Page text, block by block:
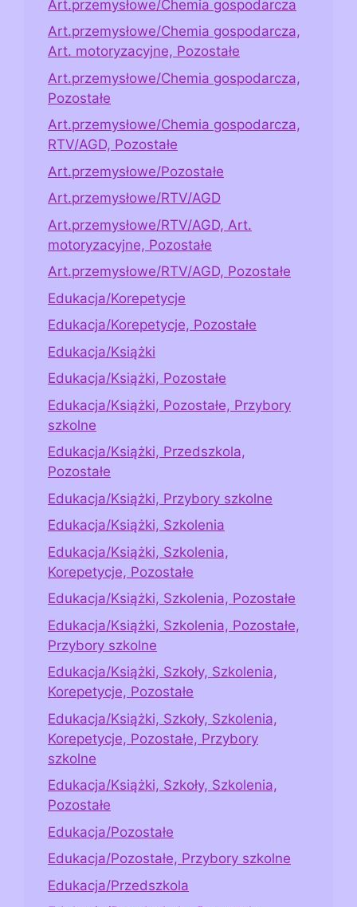
Art.przemysłowe/Chemia gospodarcza
Art.przemysłowe/Chemia gospodarcza,
Art. motoryzacyjne, Pozostałe
Art.przemysłowe/Chemia gospodarcza,
Pozostałe
Art.przemysłowe/Chemia gospodarcza,
RTV/AGD, Pozostałe
Art.przemysłowe/Pozostałe
Art.przemysłowe/RTV/AGD
Art.przemysłowe/RTV/AGD, Art.
motoryzacyjne, Pozostałe
Art.przemysłowe/RTV/AGD, Pozostałe
Edukacja/Korepetycje
Edukacja/Korepetycje, Pozostałe
Edukacja/Książki
Edukacja/Książki, Pozostałe
Edukacja/Książki, Pozostałe, Przybory
szkolne
Edukacja/Książki, Przedszkola,
Pozostałe
Edukacja/Książki, Przybory szkolne
Edukacja/Książki, Szkolenia
Edukacja/Książki, Szkolenia,
Korepetycje, Pozostałe
Edukacja/Książki, Szkolenia, Pozostałe
Edukacja/Książki, Szkolenia, Pozostałe,
Przybory szkolne
Edukacja/Książki, Szkoły, Szkolenia,
Korepetycje, Pozostałe
Edukacja/Książki, Szkoły, Szkolenia,
Korepetycje, Pozostałe, Przybory
szkolne
Edukacja/Książki, Szkoły, Szkolenia,
Pozostałe
Edukacja/Pozostałe
Edukacja/Pozostałe, Przybory szkolne
Edukacja/Przedszkola